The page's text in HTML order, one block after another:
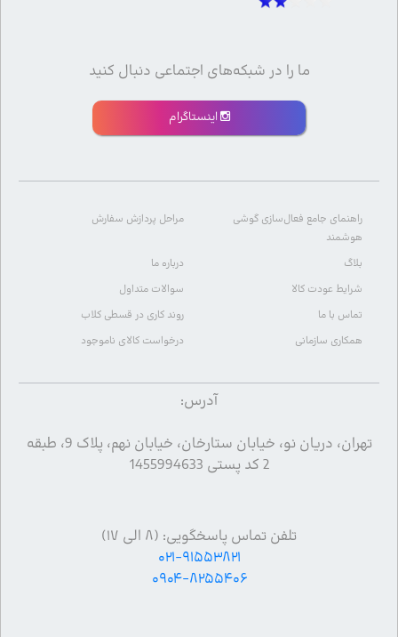
ما را در شبکه‌های اجتماعی دنبال کنید
اینستاگرام
راهنمای جامع فعال‌سازی گوشی
هوشمند
مراحل پردازش سفارش
بلاگ
درباره ما
شرایط عودت کالا
سوالات متداول
تماس با ما
روند کاری در قسطی کلاب
همکاری سازمانی
درخواست کالای ناموجود
آدرس:
تهران، دریان نو، خیابان ستارخان، خیابان نهم، پلاک 9، طبقه
2 کد پستی 1455994633
تلفن تماس پاسخگویی: (۸ الی ۱۷)
۰۲۱-۹۱۵۵۳۸۲۱
۰۹۰۴-۸۲۵۵۴۰۶